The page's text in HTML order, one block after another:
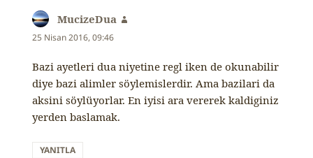
MucizeDua
25 Nisan 2016, 09:46
Bazi ayetleri dua niyetine regl iken de okunabilir
diye bazi alimler söylemislerdir. Ama bazilari da
aksini söylüyorlar. En iyisi ara vererek kaldiginiz
yerden baslamak.
YANITLA